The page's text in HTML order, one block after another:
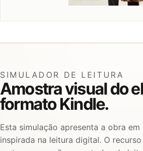
SIMULADOR DE LEITURA
Amostra visual do
formato Kindle.
Esta simulação apresenta a obra em
inspirada na leitura digital. O